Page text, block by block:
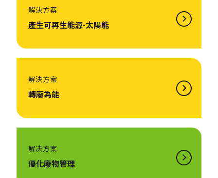
解決方案
產生可再生能源-太陽能
解決方案
轉廢為能
解决方案
優化廢物管理